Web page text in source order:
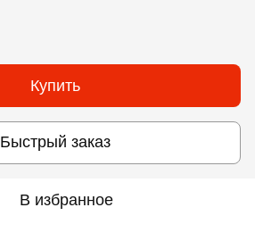
Купить
Быстрый заказ
В избранное